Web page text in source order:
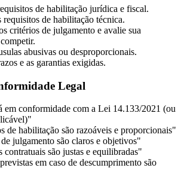
de habilitação jurídica e fiscal.
de habilitação técnica.
critérios de julgamento e avalie sua
abusivas ou desproporcionais.
e as garantias exigidas.
Legal
em conformidade com a Lei 14.133/2021 (ou
de habilitação são razoáveis e proporcionais"
julgamento são claros e objetivos"
contratuais são justas e equilibradas"
em caso de descumprimento são